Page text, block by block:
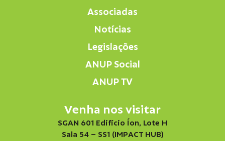
Associadas
Notícias
Legislações
ANUP Social
ANUP TV
Venha nos visitar
SGAN 601 Edifício Íon, Lote H
Sala 54 – SS1 (IMPACT HUB)